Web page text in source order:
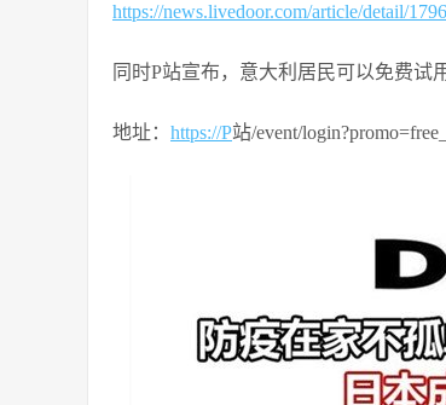
https://news.livedoor.com/article/detail/
同时P站宣布，意大利居民可以免费试
地址： https://P站/event/